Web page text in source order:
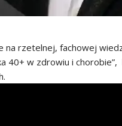
na rzetelnej, fachowej
40+ w zdrowiu i chorobie”,